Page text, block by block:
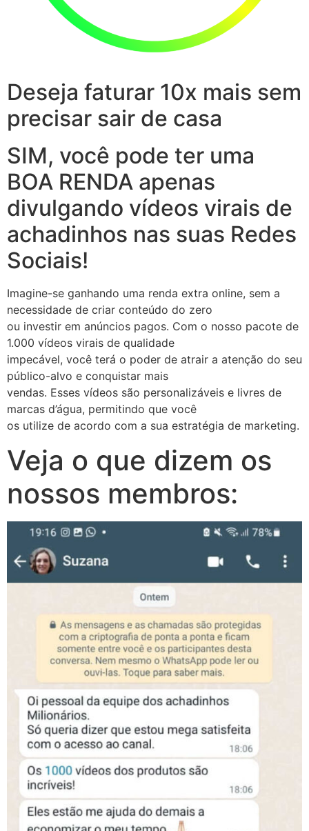
Deseja faturar 10x mais sem
precisar sair de casa
SIM, você pode ter uma
BOA RENDA apenas
divulgando vídeos virais de
achadinhos nas suas Redes
Sociais!
Imagine-se ganhando uma renda extra online, sem a
necessidade de criar conteúdo do zero
ou investir em anúncios pagos. Com o nosso pacote de
1.000 vídeos virais de qualidade
impecável, você terá o poder de atrair a atenção do seu
público-alvo e conquistar mais
vendas. Esses vídeos são personalizáveis e livres de
marcas d’água, permitindo que você
os utilize de acordo com a sua estratégia de marketing.
Veja o que dizem os
nossos membros: